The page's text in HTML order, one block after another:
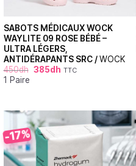
SABOTS MÉDICAUX WOCK
WAYLITE 09 ROSE BÉBÉ –
ULTRA LÉGERS,
ANTIDÉRAPANTS SRC /WOCK
450dh 385dh TTC
1 Paire
-17%